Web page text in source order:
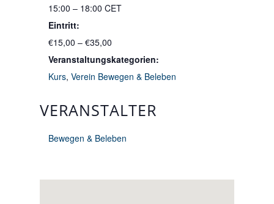
15:00 – 18:00 CET
Eintritt:
€15,00 – €35,00
Veranstaltungskategorien:
Kurs, Verein Bewegen & Beleben
VERANSTALTER
Bewegen & Beleben